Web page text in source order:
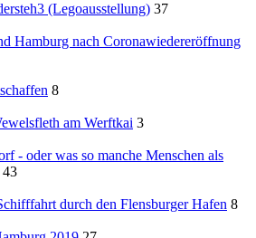
(Legoausstellung) 37
Hamburg nach Coronawiedereröffnung
8
am Werftkai 3
- oder was so manche Menschen als
43
durch den Flensburger Hafen 8